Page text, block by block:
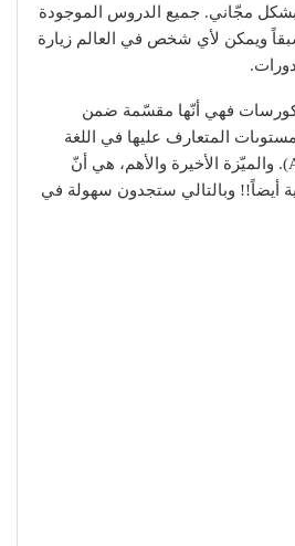
وبشكل مجّاني. جميع الدروس الموجودة
ويمكن لأي شخص في العالم زيارة
الكورسات فهي أنّها مقسّمة ضمن
المتعارف عليها في اللغة
الألمانية (A1, A2, B1, B2). والميّزة الأخيرة والأهم، هي أنّ
أيضاً!! وبالتالي ستجدون سهولة في